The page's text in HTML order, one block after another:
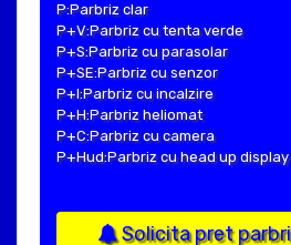
P:Parbriz clar
P+V:Parbriz cu tenta verde
P+S:Parbriz cu parasolar
P+SE:Parbriz cu senzor
P+I:Parbriz cu incalzire
P+H:Parbriz heliomat
P+C:Parbriz cu camera
P+Hud:Parbriz cu head up display
Solicita pret